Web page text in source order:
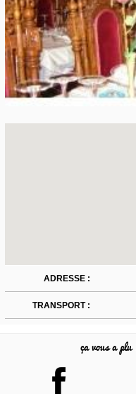
ADRESSE :
TRANSPORT :
ça vous a